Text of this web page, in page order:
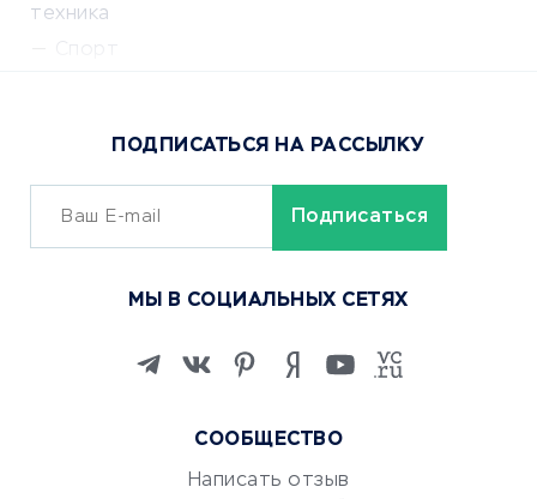
техника
Сервисы доставки
ОБУЧЕНИЕ И РАБОТА
Изучение иностранных
Маркетинг и продажи
Репетиторство
СООБЩЕСТВО
Написать отзыв
ПОДПИСАТЬСЯ НА РАССЫЛКУ
МЫ В СОЦИАЛЬНЫХ СЕТЯХ